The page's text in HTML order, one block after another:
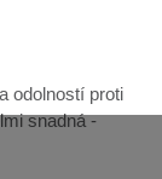
odolností proti
snadná -